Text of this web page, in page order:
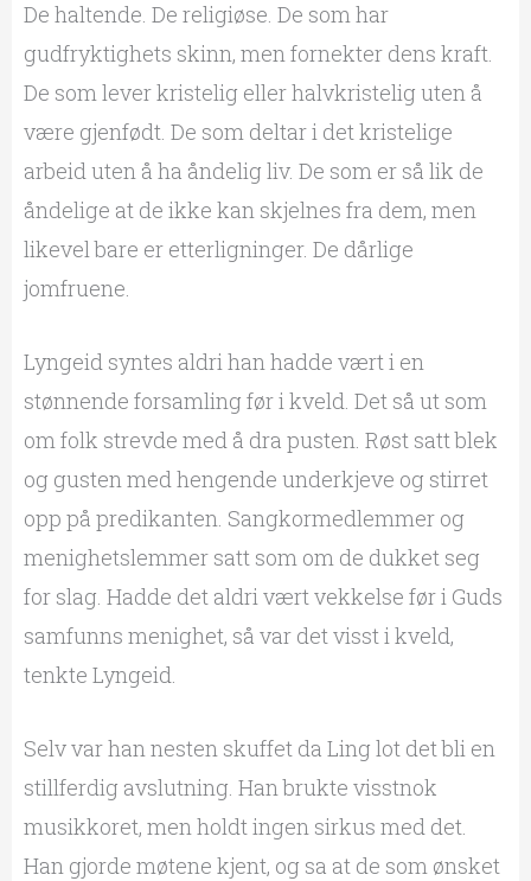
De haltende. De religiøse. De som har
gudfryktighets skinn, men fornekter dens kraft.
De som lever kristelig eller halvkristelig uten å
være gjenfødt. De som deltar i det kristelige
arbeid uten å ha åndelig liv. De som er så lik de
åndelige at de ikke kan skjelnes fra dem, men
likevel bare er etterligninger. De dårlige
jomfruene.
Lyngeid syntes aldri han hadde vært i en
stønnende forsamling før i kveld. Det så ut som
om folk strevde med å dra pusten. Røst satt blek
og gusten med hengende underkjeve og stirret
opp på predikanten. Sangkormedlemmer og
menighetslemmer satt som om de dukket seg
for slag. Hadde det aldri vært vekkelse før i Guds
samfunns menighet, så var det visst i kveld,
tenkte Lyngeid.
Selv var han nesten skuffet da Ling lot det bli en
stillferdig avslutning. Han brukte visstnok
musikkoret, men holdt ingen sirkus med det.
Han gjorde møtene kjent, og sa at de som ønsket